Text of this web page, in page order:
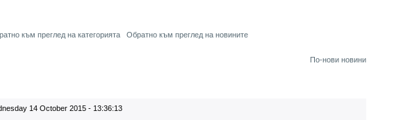
към преглед на категорията
Обратно към преглед на новините
По-нови новини
14 October 2015 - 13:36:13